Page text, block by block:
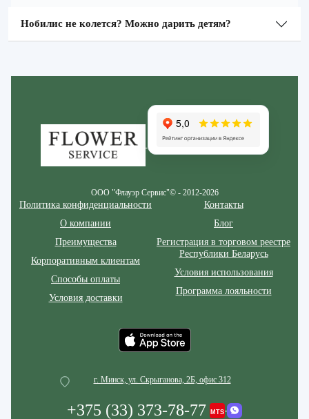
Нобилис не колется? Можно дарить детям?
ООО "Флауэр Сервис"© - 2012-2026
Политика конфиденциальности
О компании
Преимущества
Корпоративным клиентам
Способы оплаты
Условия доставки
Контакты
Блог
Регистрация в торговом реестре
Республики Беларусь
Условия использования
Программа лояльности
г. Минск, ул. Скрыганова, 2Б, офис 312
+375 (33) 373-78-77